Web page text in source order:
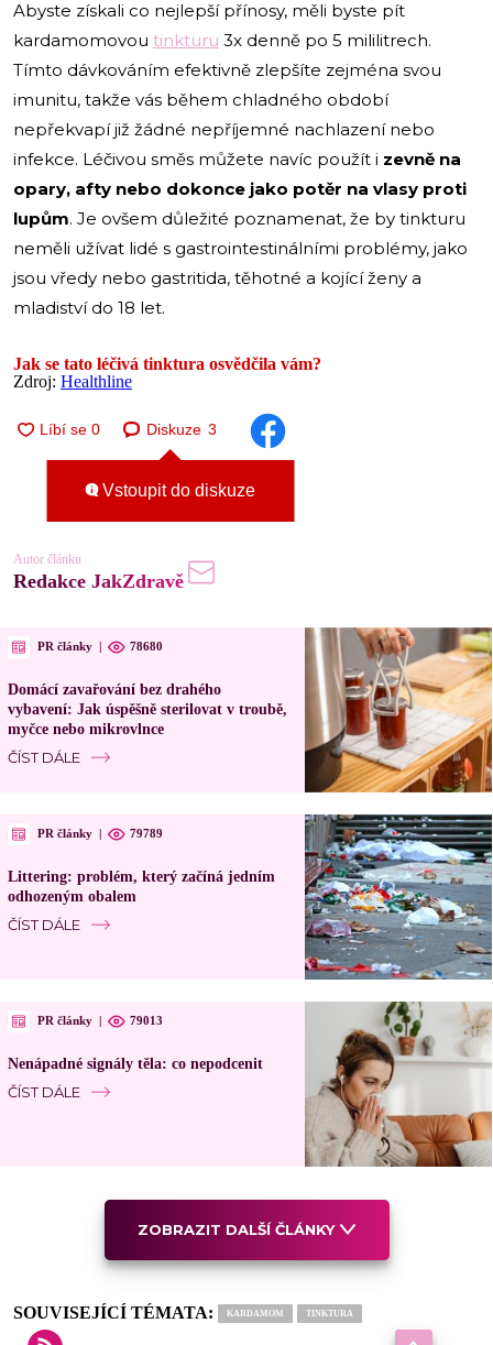
Abyste získali co nejlepší přínosy, měli byste pít
kardamomovou tinkturu 3x denně po 5 mililitrech.
Tímto dávkováním efektivně zlepšíte zejména svou
imunitu, takže vás během chladného období
nepřekvapí již žádné nepříjemné nachlazení nebo
infekce. Léčivou směs můžete navíc použít i zevně na
opary, afty nebo dokonce jako potěr na vlasy proti
lupům. Je ovšem důležité poznamenat, že by tinkturu
neměli užívat lidé s gastrointestinálními problémy, jako
jsou vředy nebo gastritida, těhotné a kojící ženy a
mladiství do 18 let.
Jak se tato léčivá tinktura osvědčila vám?
Zdroj: Healthline
Diskuze 3
Vstoupit do diskuze
Autor článku
Redakce JakZdravě
PR články | 78680
Domácí zavařování bez drahého
vybavení: Jak úspěšně sterilovat v troubě,
myčce nebo mikrovlnce
ČÍST DÁLE
PR články | 79789
Littering: problém, který začíná jedním
odhozeným obalem
ČÍST DÁLE
PR články | 79013
Nenápadné signály těla: co nepodcenit
ČÍST DÁLE
ZOBRAZIT DALŠÍ ČLÁNKY
SOUVISEJÍCÍ TÉMATA: KARDAMOM TINKTURA